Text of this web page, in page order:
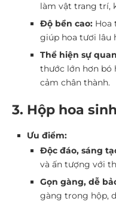
làm vật trang trí,
Độ bền cao: Hoa
giúp hoa tươi lâu
Thể hiện sự
thước lớn hơn bó
cảm chân thành.
3. Hộp hoa
Ưu điểm:
Độc đáo, sáng
và ấn tượng với
Gọn gàng, dễ
gàng trong hộp,